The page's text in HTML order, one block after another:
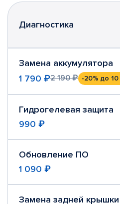
Диагностика
Замена аккумулятора
1 790 ₽2 190 ₽ -20% до 10
Гидрогелевая защита
990 ₽
Обновление ПО
1 090 ₽
Замена задней крышки